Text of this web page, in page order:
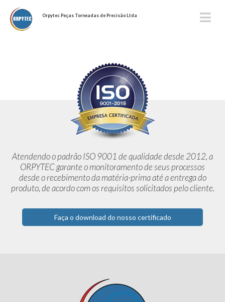
Orpytec Peças Torneadas de Precisão Ltda
Atendendo o padrão ISO 9001 de qualidade desde 2012,a
ORPYTEC garante o monitoramento de seus processos
desde orecebimento da matéria-prima até a entrega do
produto, de acordocom os requisitos solicitados pelo cliente.
Faça o download do nosso certificado